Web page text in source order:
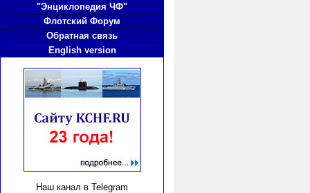
"Энциклопедия ЧФ"
Флотский Форум
Обратная связь
English version
Наш канал в Telegram